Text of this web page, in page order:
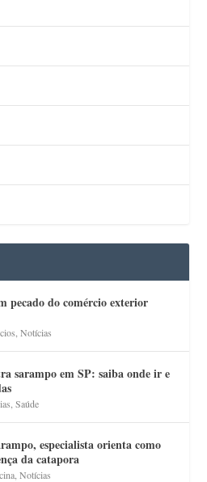
pecado do comércio exterior
,Notícias
sarampo em SP: saiba onde ir e
,Saúde
especialista orienta como
da catapora
,Notícias